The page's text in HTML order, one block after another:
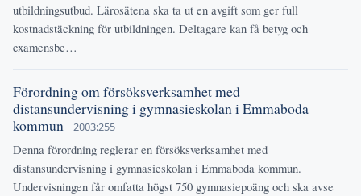
utbildningsutbud. Lärosätena ska ta ut en avgift som ger full
kostnadstäckning för utbildningen. Deltagare kan få betyg och
examensbe…
Förordning om försöksverksamhet med
distansundervisning i gymnasieskolan i Emmaboda
kommun
2003:255
Denna förordning reglerar en försöksverksamhet med
distansundervisning i gymnasieskolan i Emmaboda kommun.
Undervisningen får omfatta högst 750 gymnasiepoäng och ska avse